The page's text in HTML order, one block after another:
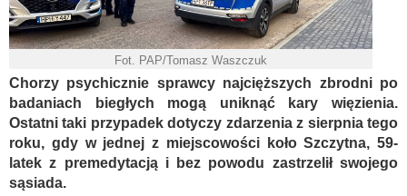
Fot. PAP/Tomasz Waszczuk
Chorzy psychicznie sprawcy najcięższych zbrodni po
badaniach biegłych mogą uniknąć kary więzienia.
Ostatni taki przypadek dotyczy zdarzenia z sierpnia tego
roku, gdy w jednej z miejscowości koło Szczytna, 59-
latek z premedytacją i bez powodu zastrzelił swojego
sąsiada.